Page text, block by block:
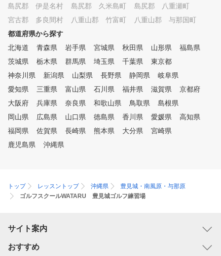
島尻郡 伊是名村
島尻郡 久米島町
島尻郡 八重瀬町
宮古郡 多良間村
八重山郡 竹富町
八重山郡 与那国町
都道府県から探す
北海道
青森県 岩手県 宮城県 秋田県 山形県
福島県
茨城県
栃木県 群馬県 埼玉県 千葉県
東京都
神奈川県
新潟県 山梨県 長野県 静岡県
岐阜県
愛知県
三重県 富山県 石川県 福井県 滋賀県
京都府
大阪府
兵庫県 奈良県 和歌山県 鳥取県
島根県
岡山県
広島県 山口県 徳島県 香川県 愛媛県
高知県
福岡県
佐賀県 長崎県 熊本県 大分県
宮崎県
鹿児島県
沖縄県
トップ レッスントップ 沖縄県
豊見城・南風原・与那原
ゴルフスクールWATARU 豊見城ゴルフ練習場
サイト案内
おすすめ